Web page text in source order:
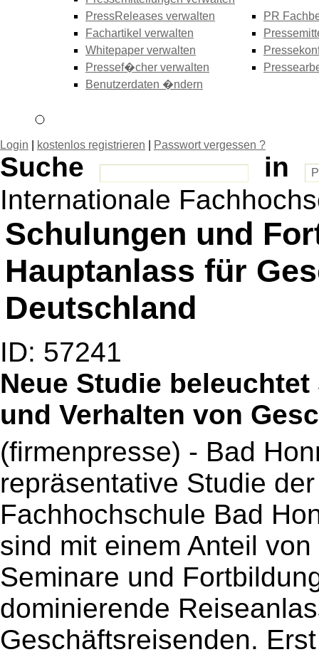
PressReleases verwalten
Fachartikel verwalten
Whitepaper verwalten
Pressef�cher verwalten
Benutzerdaten �ndern
PR
Login kostenlos registrieren Passwort vergessen ?
Suche
in
Internationale
Schulungen und
Hauptanlass für
Deutschland
ID: 57241
Neue Studie
und Verhalten von
(firmenpresse) - Bad
repräsentative Studie
Fachhochschule Bad
sind mit einem Anteil
Seminare und
dominierende
Geschäftsreisenden.